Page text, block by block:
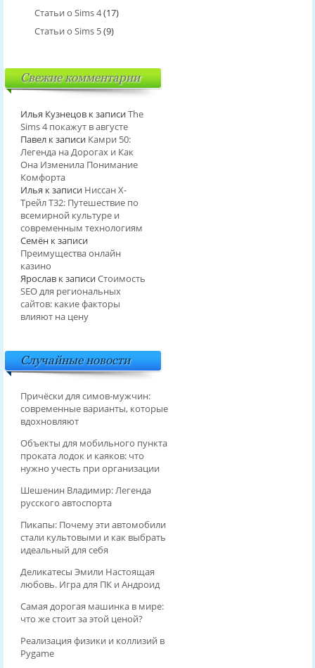
Статьи о Sims 4(17)
Статьи о Sims 5(9)
Свежие комментарии
Илья Кузнецовк записиThe
Sims 4 покажут в августе
Павелк записи Камри 50:
Легенда на Дорогах и Как
Она Изменила Понимание
Комфорта
Илья к записи Ниссан Х-
Трейл T32: Путешествие по
всемирной культуре и
современным технологиям
Семёнк записи
Преимущества онлайн
казино
Ярославк записиСтоимость
SEO для региональных
сайтов: какие факторы
влияют на цену
Случайные новости
Причёски для симов‑мужчин:
современные варианты, которые
вдохновляют
Объекты для мобильного пункта
проката лодок и каяков: что
нужно учесть при организации
Шешенин Владимир: Легенда
русского автоспорта
Пикапы: Почему эти автомобили
стали культовыми и как выбрать
идеальный для себя
Деликатесы Эмили Настоящая
любовь. Игра для ПК и Андроид
Самая дорогая машинка в мире:
что же стоит за этой ценой?
Реализация физики и коллизий в
Pygame